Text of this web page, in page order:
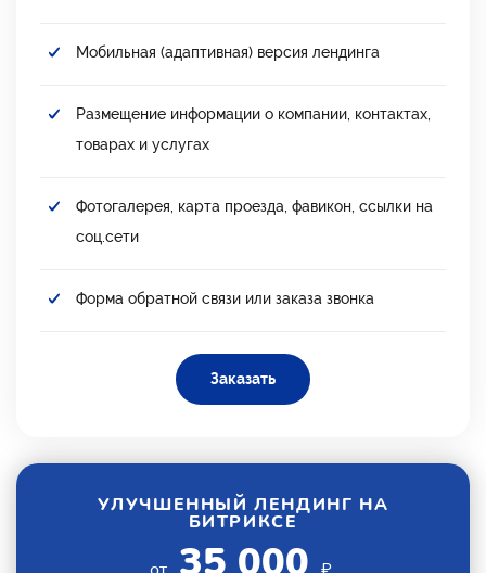
Мобильная (адаптивная) версия лендинга
Размещение информации о компании, контактах,
товарах и услугах
Фотогалерея, карта проезда, фавикон, ссылки на
соц.сети
Форма обратной связи или заказа звонка
Заказать
УЛУЧШЕННЫЙ ЛЕНДИНГ НА
БИТРИКСЕ